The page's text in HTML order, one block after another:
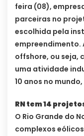
feira (08),
parceiras no
escolhida pela
empreendimento.
offshore, ou seja,
uma atividade
10 anos no
RN tem 14
O Rio Grande do
complexos